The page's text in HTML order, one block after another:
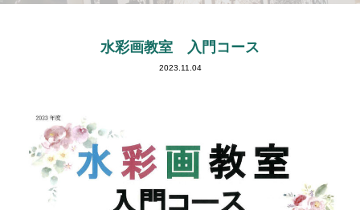
水彩画教室 入門コース
2023.11.04